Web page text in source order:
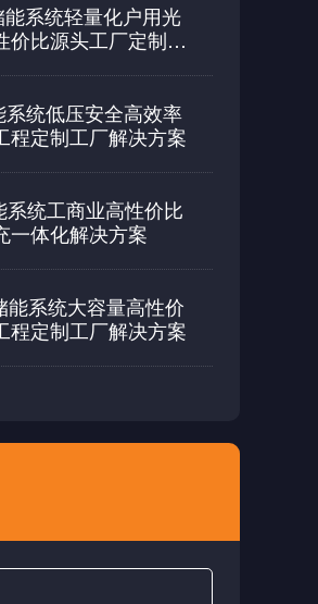
系统轻量化户用光
价比源头工厂定制方
统低压安全高效率
程定制工厂解决方案
系统工商业高性价比
一体化解决方案
能系统大容量高性价
程定制工厂解决方案